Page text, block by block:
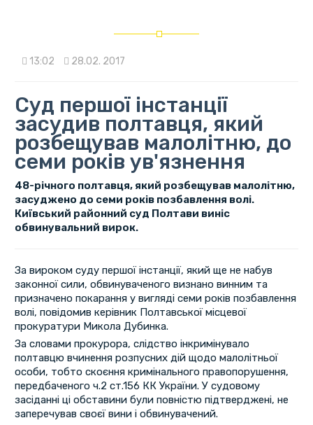
13:02 28.02. 2017
Суд першої інстанції
засудив полтавця, який
розбещував малолітню, до
семи років ув'язнення
48-річного полтавця, який розбещував малолітню,
засуджено до семи років позбавлення волі.
Київський районний суд Полтави виніс
обвинувальний вирок.
За вироком суду першої інстанції, який ще не набув
законної сили, обвинуваченого визнано винним та
призначено покарання у вигляді семи років позбавлення
волі, повідомив керівник Полтавської місцевої
прокуратури Микола Дубинка.
За словами прокурора, слідство інкримінувало
полтавцю вчинення розпусних дій щодо малолітньої
особи, тобто скоєння кримінального правопорушення,
передбаченого ч.2 ст.156 КК України. У судовому
засіданні ці обставини були повністю підтверджені, не
заперечував своєї вини і обвинувачений.